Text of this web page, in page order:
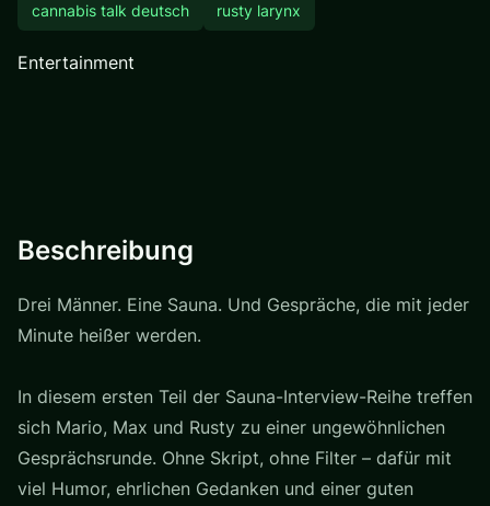
cannabis talk deutsch rusty larynx
Entertainment
Beschreibung
Drei Männer. Eine Sauna. Und Gespräche, die mit jeder
Minute heißer werden.
In diesem ersten Teil der Sauna-Interview-Reihe treffen
sich Mario, Max und Rusty zu einer ungewöhnlichen
Gesprächsrunde. Ohne Skript, ohne Filter – dafür mit
viel Humor, ehrlichen Gedanken und einer guten